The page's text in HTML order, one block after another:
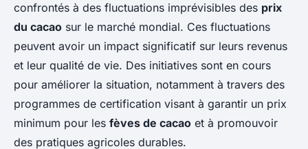
confrontés à des fluctuations imprévisibles des prix
du cacao sur le marché mondial. Ces fluctuations
peuvent avoir un impact significatif sur leurs revenus
et leur qualité de vie. Des initiatives sont en cours
pour améliorer la situation, notamment à travers des
programmes de certification visant à garantir un prix
minimum pour les fèves de cacao et à promouvoir
des pratiques agricoles durables.